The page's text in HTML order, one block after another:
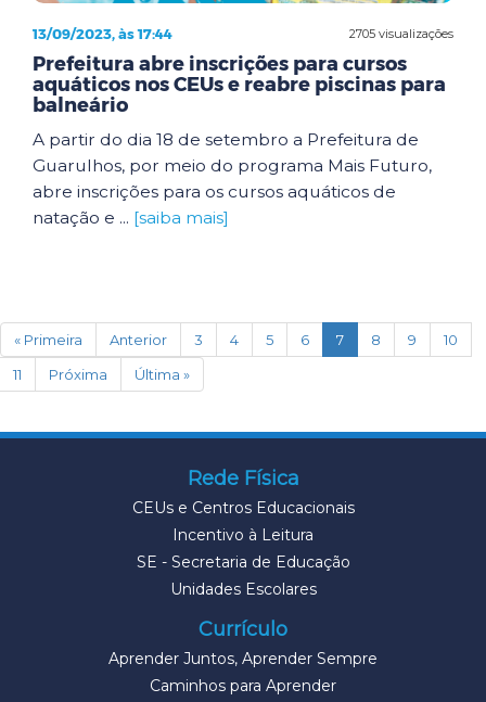
2705 visualizações
13/09/2023, às 17:44
Prefeitura abre inscrições para cursos
aquáticos nos CEUs e reabre piscinas para
balneário
A partir do dia 18 de setembro a Prefeitura de
Guarulhos, por meio do programa Mais Futuro,
abre inscrições para os cursos aquáticos de
natação e ... [saiba mais]
« Primeira Anterior 3 4 5 6 7(current)
8 9
10
11
Próxima Última »
Rede Física
CEUs e Centros Educacionais
Incentivo à Leitura
SE - Secretaria de Educação
Unidades Escolares
Currículo
Aprender Juntos, Aprender Sempre
Caminhos para Aprender